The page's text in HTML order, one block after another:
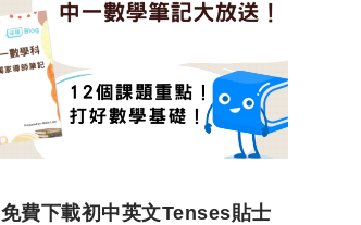
免費下載初中英文Tenses貼士